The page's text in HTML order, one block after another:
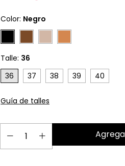
Color: Negro
Talle: 36
36
37 38 39 40
Guía de talles